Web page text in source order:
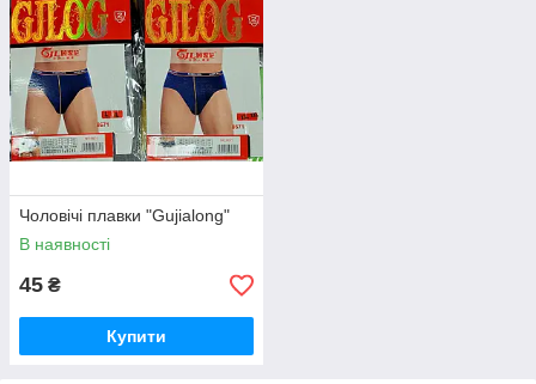
Чоловічі плавки "Gujialong"
В наявності
45 ₴
Купити